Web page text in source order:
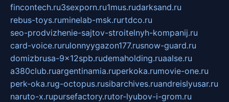
fincontech.ru3sexporn.ru1mus.rudarksand.ru
rebus-toys.ruminelab-msk.rurtdco.ru
seo-prodvizhenie-sajtov-stroitelnyh-kompanij.ru
card-voice.rurulonnyygazon177.rusnow-guard.ru
domizbrusa-9x12spb.rudemaholding.ruaalse.ru
a380club.ruargentinamia.ruperkoka.rumovie-one.ru
perk-oka.rug-octopus.rusibarchives.ruandreislyusar.ru
naruto-x.rupursefactory.rutor-lyubov-i-grom.ru